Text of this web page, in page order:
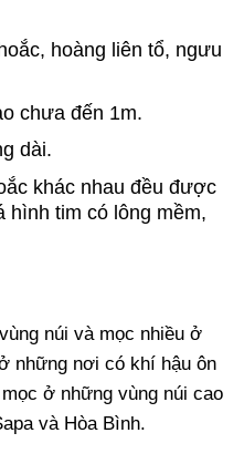
hoàng liên tổ, ngưu
chưa đến 1m.
dài.
khác nhau đều được
hình tim có lông mềm,
núi và mọc nhiều ở
những nơi có khí hậu ôn
ở những vùng núi cao
và Hòa Bình.